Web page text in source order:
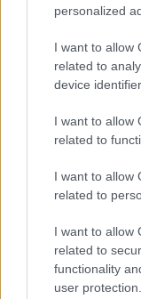
personalized
I want to allow
related to
device
I want to allow
related to
I want to allow
related to
I want to allow
related to
functionality
user protection.